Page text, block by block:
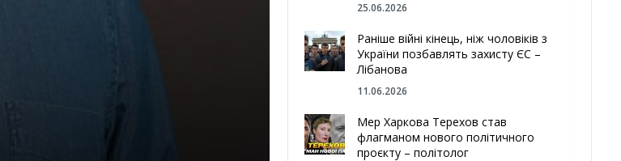
25.06.2026
Раніше війні кінець, ніж чоловіків з
України позбавлять захисту ЄС –
Лібанова
11.06.2026
Мер Харкова Терехов став
флагманом нового політичного
проєкту – політолог